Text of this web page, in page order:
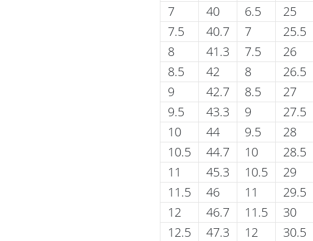
7
7.5
8
8.5
9
9.5
10
10.5
11
11.5
12
12.5
40
40.7
41.3
42
42.7
43.3
44
44.7
45.3
46
46.7
47.3
6.5
7
7.5
8
8.5
9
9.5
10
10.5
11
11.5
12
25
25.5
26
26.5
27
27.5
28
28.5
29
29.5
30
30.5